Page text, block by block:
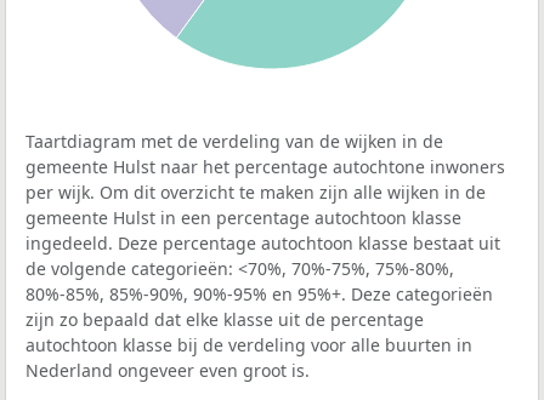
Taartdiagram met de verdeling van de wijken in de
gemeente Hulst naar het percentage autochtone inwoners
per wijk. Om dit overzicht te maken zijn alle wijken in de
gemeente Hulst in een percentage autochtoon klasse
ingedeeld. Deze percentage autochtoon klasse bestaat uit
de volgende categorieën: <70%, 70%-75%, 75%-80%,
80%-85%, 85%-90%, 90%-95% en 95%+. Deze categorieën
zijn zo bepaald dat elke klasse uit de percentage
autochtoon klasse bij de verdeling voor alle buurten in
Nederland ongeveer even groot is.